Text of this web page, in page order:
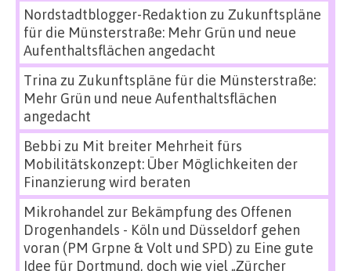
Nordstadtblogger-Redaktion zu Zukunftspläne
für die Münsterstraße: Mehr Grün und neue
Aufenthaltsflächen angedacht
Trina zu Zukunftspläne für die Münsterstraße:
Mehr Grün und neue Aufenthaltsflächen
angedacht
Bebbi zu Mit breiter Mehrheit fürs
Mobilitätskonzept: Über Möglichkeiten der
Finanzierung wird beraten
Mikrohandel zur Bekämpfung des Offenen
Drogenhandels - Köln und Düsseldorf gehen
voran (PM Grpne & Volt und SPD) zu Eine gute
Idee für Dortmund, doch wie viel „Zürcher